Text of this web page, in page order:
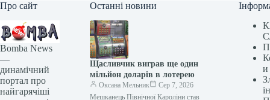
Про сайт
Bomba News
—
динамічний
портал про
найгарячіші
Останні новини
Щасливчик виграв ще один
мільйон доларів в лотерею
Оксана Мельник
Сер 7, 2026
Мешканець Північної Кароліни став
и